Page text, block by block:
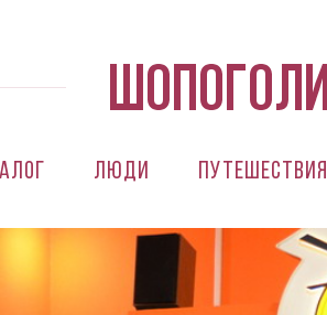
Люди Путешествия